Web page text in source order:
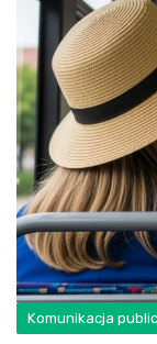
Komunikacja